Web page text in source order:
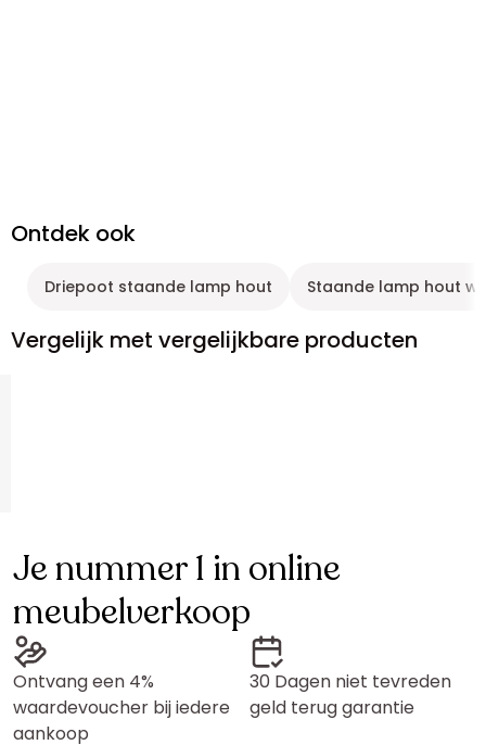
Ontdek ook
Driepoot staande lamp hout Staande lamp hout
Vergelijk met vergelijkbare producten
Je nummer 1 in online
meubelverkoop
Ontvang een 4%
waardevoucher bij iedere
aankoop
30 Dagen niet tevreden
geld terug garantie